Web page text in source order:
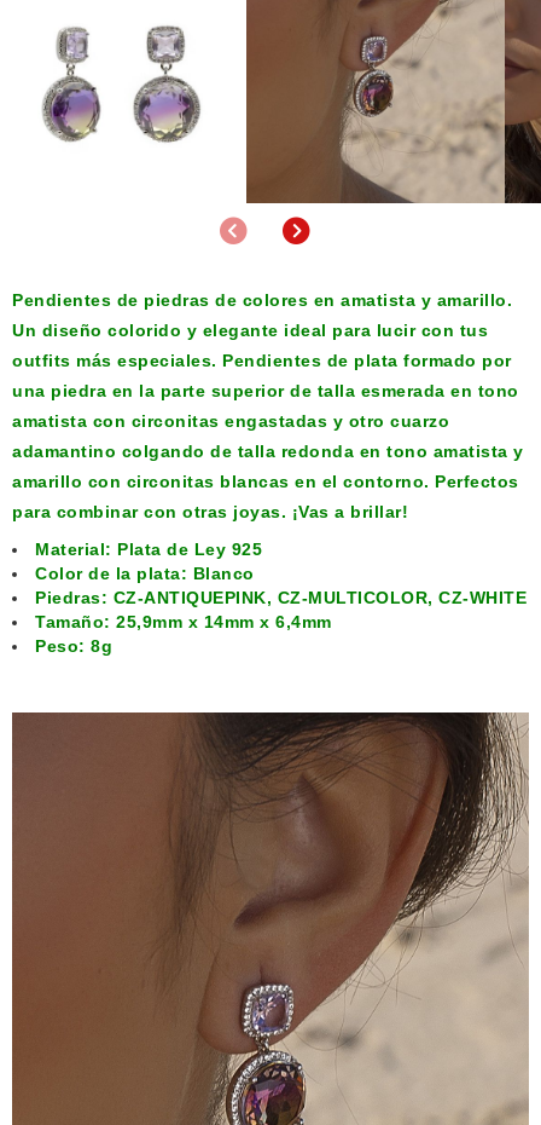
AnteriorSiguiente
Pendientes de piedras de colores en amatista y amarillo.
Un diseño colorido y elegante ideal para lucir con tus
outfits más especiales. Pendientes de plata formado por
una piedra en la parte superior de talla esmerada en tono
amatista con circonitas engastadas y otro cuarzo
adamantino colgando de talla redonda en tono amatista y
amarillo con circonitas blancas en el contorno. Perfectos
para combinar con otras joyas. ¡Vas a brillar!
Material: Plata de Ley 925
Color de la plata: Blanco
Piedras: CZ-ANTIQUEPINK, CZ-MULTICOLOR, CZ-WHITE
Tamaño: 25,9mm x 14mm x 6,4mm
Peso: 8g